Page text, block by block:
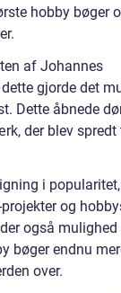
hobby bøger
af Johannes
gjorde det
Dette åbnede
der blev spredt
i
og
også
bøger endnu
over.